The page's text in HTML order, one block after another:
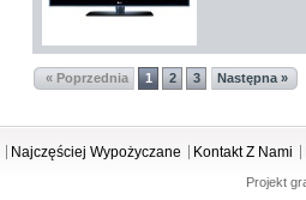
« Poprzednia 1 2 3 Następna »
Najczęściej Wypożyczane Kontakt Z Nami
Projekt